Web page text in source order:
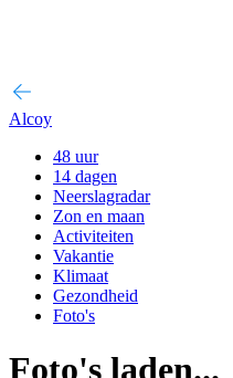
Alcoy
48 uur
14 dagen
Neerslagradar
Zon en maan
Activiteiten
Vakantie
Klimaat
Gezondheid
Foto's
Foto's laden...